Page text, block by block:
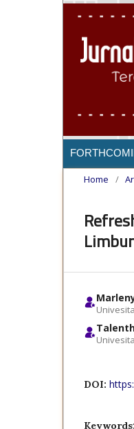
Home /
DOI:
Keywords: